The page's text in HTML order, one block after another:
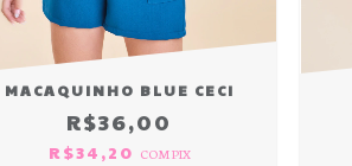
MACAQUINHO BLUE CECI
R$36,00
R$34,20 COMPIX